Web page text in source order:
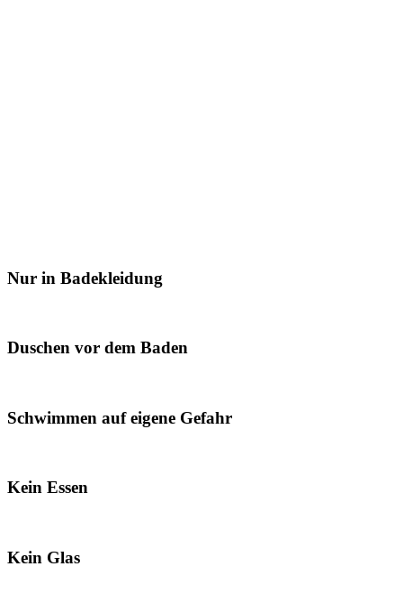
Nur in Badekleidung
Duschen vor dem Baden
Schwimmen auf eigene Gefahr
Kein Essen
Kein Glas